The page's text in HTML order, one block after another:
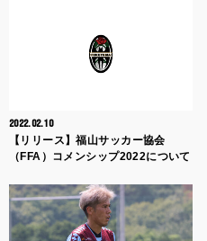
2022.02.10
【リリース】福山サッカー協会
（FFA）コメンシップ2022について